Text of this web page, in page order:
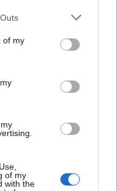
of my
of my
with the